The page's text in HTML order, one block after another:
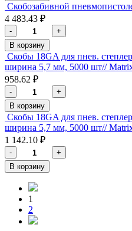
Скобозабивной
4 483.43 ₽
-
+
В корзину
Скобы 18GA для пнев.
ширина 5,7 мм, 5000 шт//
958.62 ₽
-
+
В корзину
Скобы 18GA для пнев.
ширина 5,7 мм, 5000 шт//
1 142.10 ₽
-
+
В корзину
1
2